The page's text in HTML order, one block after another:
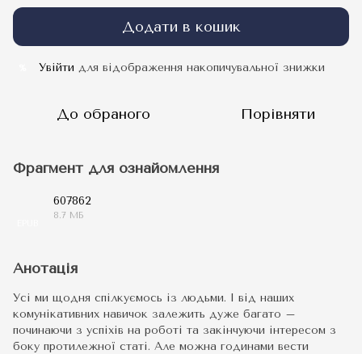
Додати в кошик
Увійти для відображення накопичувальної знижки
До обраного Порівняти
Фрагмент для ознайомлення
607862
8.7 МБ
Анотація
Усі ми щодня спілкуємось із людьми. І від наших
комунікативних навичок залежить дуже багато –
починаючи з успіхів на роботі та закінчуючи інтересом з
боку протилежної статі. Але можна годинами вести